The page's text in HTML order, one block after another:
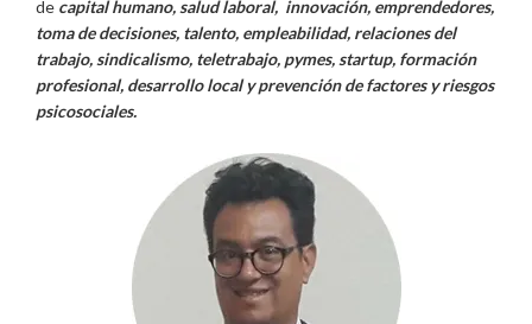
de capital humano, salud laboral, innovación, emprendedores,
toma de decisiones, talento, empleabilidad, relaciones del
trabajo, sindicalismo, teletrabajo, pymes, startup, formación
profesional, desarrollo local y prevención de factores y riesgos
psicosociales.